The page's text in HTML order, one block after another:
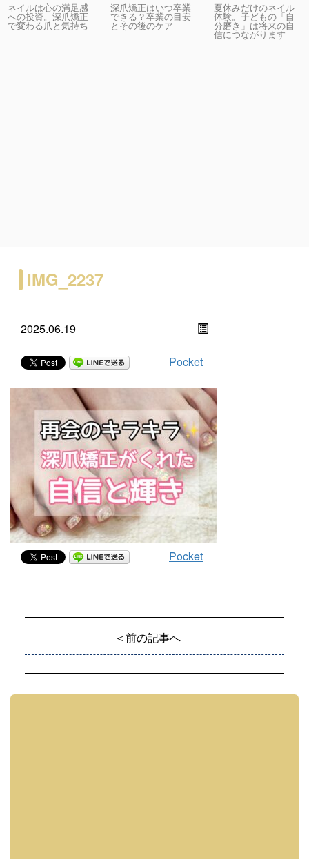
ネイルは心の満足感
への投資。深爪矯正
で変わる爪と気持ち
深爪矯正はいつ卒業
できる？卒業の目安
とその後のケア
夏休みだけのネイル
体験。子どもの「自
分磨き」は将来の自
信につながります
IMG_2237
2025.06.19
Pocket
Pocket
＜前の記事へ